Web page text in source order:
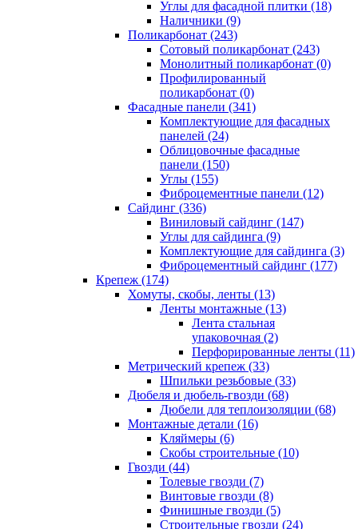
Углы для фасадной плитки (18)
Наличники (9)
Поликарбонат (243)
Сотовый поликарбонат (243)
Монолитный поликарбонат (0)
Профилированный
поликарбонат (0)
Фасадные панели (341)
Комплектующие для фасадных
панелей (24)
Облицовочные фасадные
панели (150)
Углы (155)
Фиброцементные панели (12)
Сайдинг (336)
Виниловый сайдинг (147)
Углы для сайдинга (9)
Комплектующие для сайдинга (3)
Фиброцементный сайдинг (177)
Крепеж (174)
Хомуты, скобы, ленты (13)
Ленты монтажные (13)
Лента стальная
упаковочная (2)
Перфорированные ленты (11)
Метрический крепеж (33)
Шпильки резьбовые (33)
Дюбеля и дюбель-гвозди (68)
Дюбели для теплоизоляции (68)
Монтажные детали (16)
Кляймеры (6)
Скобы строительные (10)
Гвозди (44)
Толевые гвозди (7)
Винтовые гвозди (8)
Финишные гвозди (5)
Строительные гвозди (24)